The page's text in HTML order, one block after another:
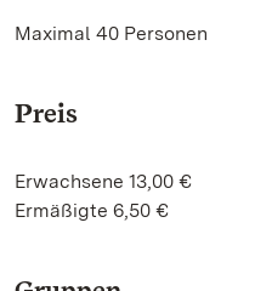
Maximal 40 Personen
Preis
Erwachsene 13,00 €
Ermäßigte 6,50 €